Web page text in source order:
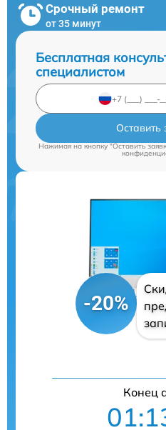
Срочный ремонт
от 35 минут
Бесплатная
специалистом
Оставить
Нажимая на кнопку "Оставить
-20%
Конец